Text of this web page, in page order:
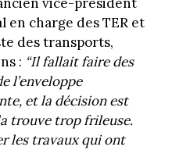
en charge des TER et
des transports,
: “Il fallait faire des
l’enveloppe
et la décision est
trouve trop frileuse.
les travaux qui ont